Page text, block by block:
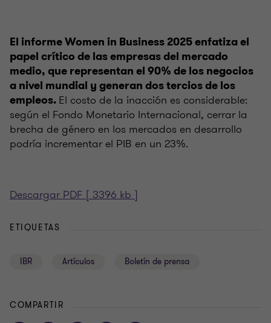
El informe Women in Business 2025 enfatiza el
papel crítico de las empresas del mercado
medio, que representan el 90% de los negocios
a nivel mundial y generan dos tercios de los
empleos. El costo de la inacción es considerable:
según el Fondo Monetario Internacional, cerrar la
brecha de género en los mercados en desarrollo
podría incrementar el PIB en un 23%.
Descargar PDF [ 3396 kb ]
ETIQUETAS
IBR Artículos Boletín de prensa
COMPARTIR